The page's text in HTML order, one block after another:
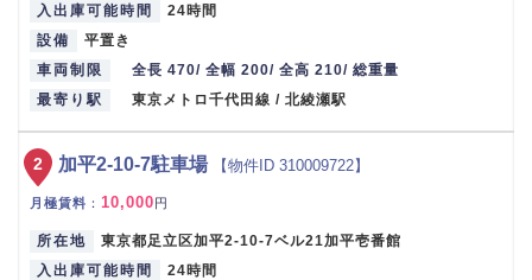
入出庫可能時間
24時間
設備
平置き
車両制限
全長 470/ 全幅 200/ 全高 210/ 総重量
最寄り駅
東京メトロ千代田線 / 北綾瀬駅
加平2-10-7駐車場 【物件ID 310009722】
月極賃料 ： 10,000 円
所在地
東京都足立区加平2-10-7ベル21加平壱番館
入出庫可能時間
24時間
2